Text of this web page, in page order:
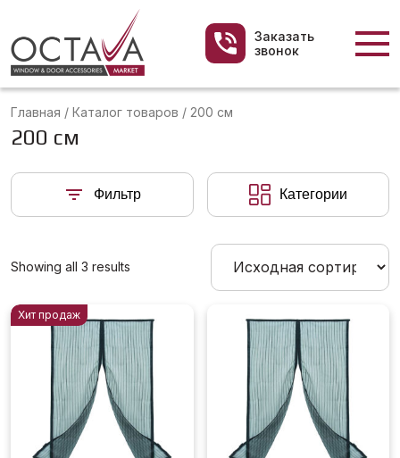
Заказать
звонок
Главная / Каталог товаров / 200 см
200 см
Фильтр Категории
Showing all 3 results
Хит продаж